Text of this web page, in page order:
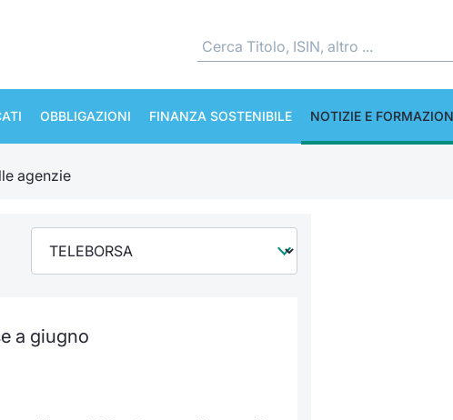
OBBLIGAZIONI FINANZA SOSTENIBILE NOTIZIE E
agenzie
a giugno